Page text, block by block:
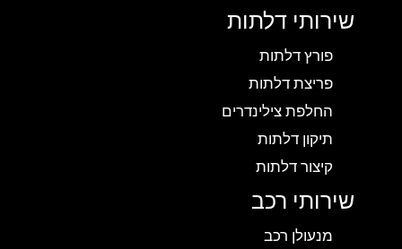
שירותי דלתות
פורץ דלתות
פריצת דלתות
החלפת צילינדרים
תיקון דלתות
קיצור דלתות
שירותי רכב
מנעולן רכב